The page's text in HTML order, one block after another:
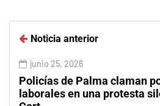
Noticia anterior
junio 25, 2026
Policías de Palma claman
laborales en una protesta